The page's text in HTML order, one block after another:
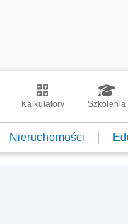
Kalkulatory Szkolenia
Nieruchomości